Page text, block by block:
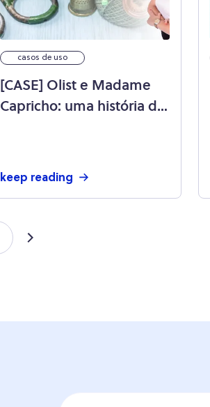
casos de uso
[CASE] Olist e Madame
Capricho: uma história de
keep reading